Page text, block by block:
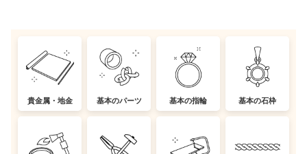
貴金属・地金 基本のパーツ 基本の指輪 基本の石枠